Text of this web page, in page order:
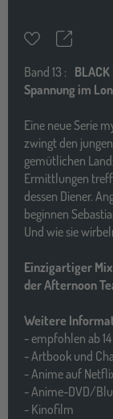
MerkzettelTeilen
Band 13 :
Spannung im
Eine neue Serie
zwingt den
gemütlichen
Ermittlungen
dessen Diener.
beginnen
Und wie sie
Einzigartiger
der Afternoon
Weitere
- empfohlen ab
- Artbook und
- Anime auf
- Anime-DVD/
- Kinofilm